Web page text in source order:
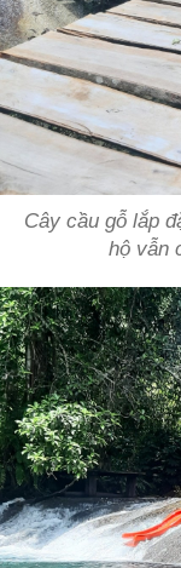
Cây cầu gỗ lắp
hộ vẫn